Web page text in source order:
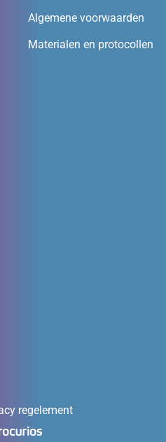
Algemene voorwaarden
Materialen en protocollen
regelement